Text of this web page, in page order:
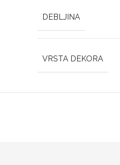
DEBLJINA
VRSTA DEKORA